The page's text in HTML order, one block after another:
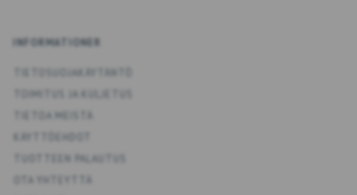
INFORMATIONER
TIETOSUOJAKÄYTÄNTÖ
TOIMITUS JA KULJETUS
TIETOA MEISTÄ
TUOTTEEN PALAUTUS